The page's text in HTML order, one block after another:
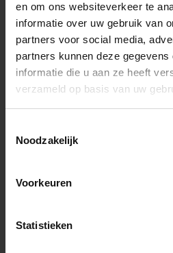
en om ons websiteverkeer te
informatie over uw gebruik van
partners voor social media,
partners kunnen deze
informatie die u aan ze heeft
verzameld op basis van uw
Noodzakelijk
Voorkeuren
Statistieken